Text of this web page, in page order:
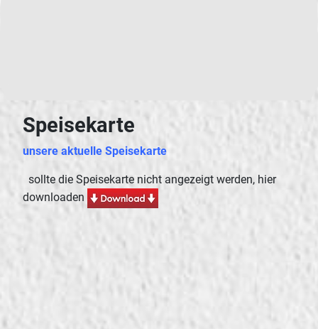
Speisekarte
unsere aktuelle Speisekarte
sollte die Speisekarte nicht angezeigt werden, hier
downloaden